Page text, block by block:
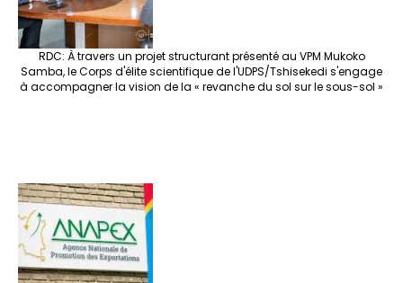
RDC: À travers un projet structurant présenté au VPM Mukoko
Samba, le Corps d'élite scientifique de l'UDPS/Tshisekedi s'engage
à accompagner la vision de la « revanche du sol sur le sous-sol »